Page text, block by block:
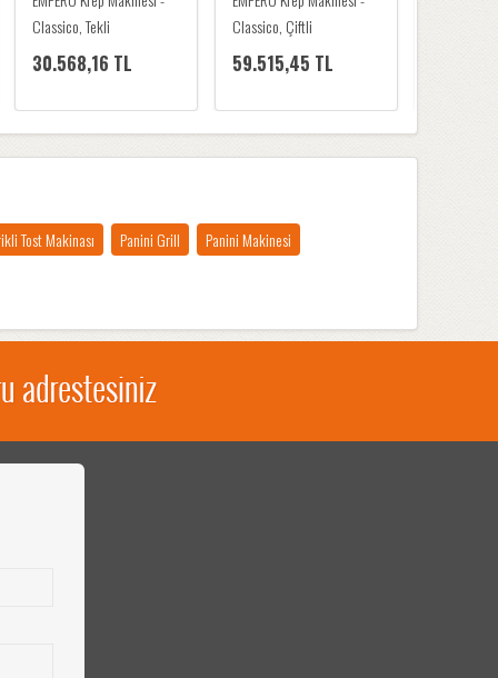
Classico, Tekli
30.568,16 TL
Classico, Çiftli
59.515,45 TL
Tost Makinası Panini Grill Panini Makinesi